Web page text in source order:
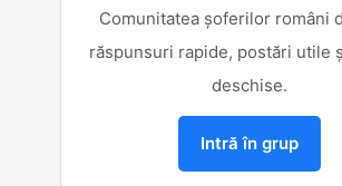
Comunitatea șoferilor români
răspunsuri rapide, postări utile
deschise.
Intră în grup